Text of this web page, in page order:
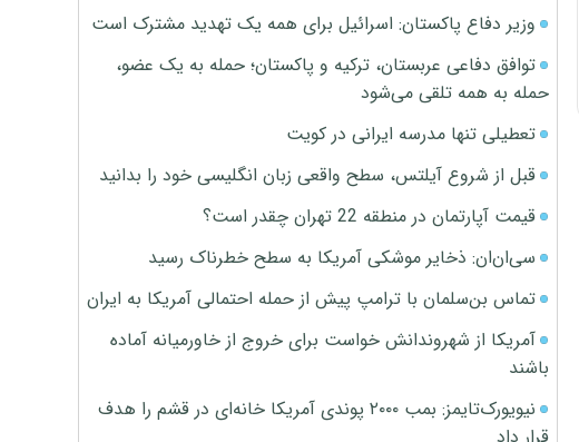
وزیر دفاع پاکستان: اسرائیل برای همه یک تهدید مشترک است
توافق دفاعی عربستان، ترکیه و پاکستان؛ حمله به یک عضو،
حمله به همه تلقی می‌شود
تعطیلی تنها مدرسه ایرانی در کویت
قبل از شروع آیلتس، سطح واقعی زبان انگلیسی خود را بدانید
قیمت آپارتمان در منطقه 22 تهران چقدر است؟
سی‌ان‌ان: ذخایر موشکی آمریکا به سطح خطرناک رسید
تماس بن‌سلمان با ترامپ پیش از حمله احتمالی آمریکا به ایران
آمریکا از شهروندانش خواست برای خروج از خاورمیانه آماده
باشند
نیویورک‌تایمز: بمب ۲۰۰۰ پوندی آمریکا خانه‌ای در قشم را هدف